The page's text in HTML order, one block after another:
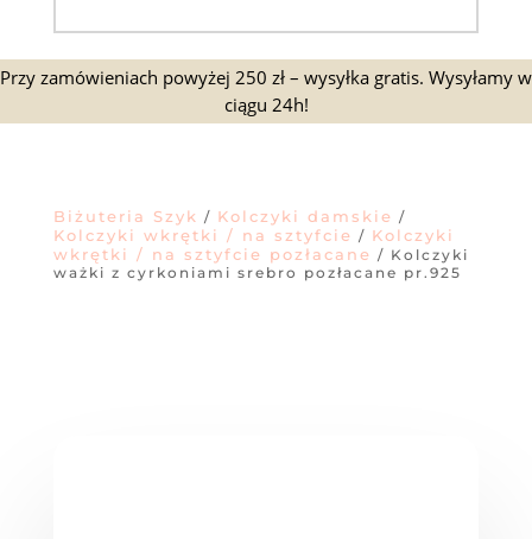
Przy zamówieniach powyżej 250 zł – wysyłka gratis. Wysyłamy w
ciągu 24h!
Biżuteria Szyk / Kolczyki damskie /
Kolczyki wkrętki / na sztyfcie / Kolczyki
wkrętki / na sztyfcie pozłacane / Kolczyki
ważki z cyrkoniami srebro pozłacane pr.925